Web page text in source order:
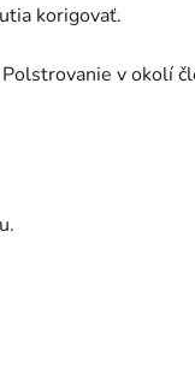
korigovať.
v okolí